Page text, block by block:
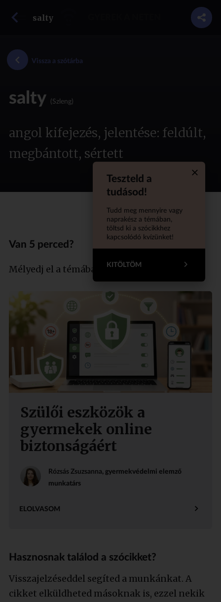
salty
Vissza a szótárba
salty (Szleng)
angol kifejezés, jelentése: feldúlt,
megbántott, sértett
Teszteld a
tudásod!
Tudd meg mennyire vagy
naprakész a témában,
töltsd ki a szócikkhez
kapcsolódó kvízünket!
KITÖLTÖM
Van 5 perced?
Mélyedj el a témában szakértőnkkel!
Szülői eszközök a
gyermekek online
biztonságáért
Rózsás Zsuzsanna, gyermekvédelmi elemző
munkatárs
ELOLVASOM
Hasznosnak találod a szócikket?
Visszajelzéseddel segíted a munkánkat. A
cikket elküldheted másoknak is, ezzel nekik